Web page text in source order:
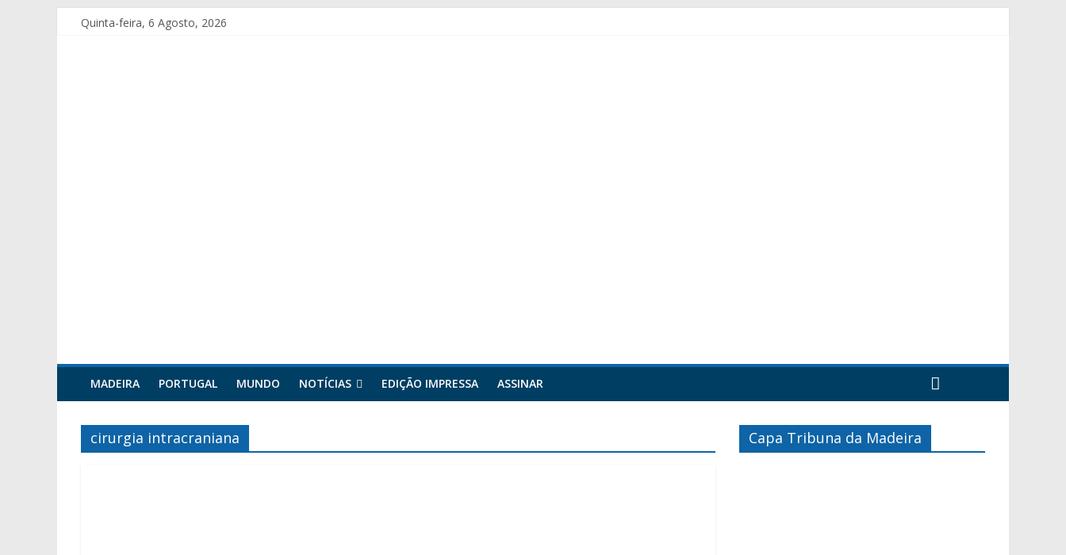
Quinta-feira, 6 Agosto, 2026
MADEIRA PORTUGAL MUNDO NOTÍCIAS EDIÇÃO IMPRESSA ASSINAR
cirurgia intracraniana Capa Tribuna da Madeira